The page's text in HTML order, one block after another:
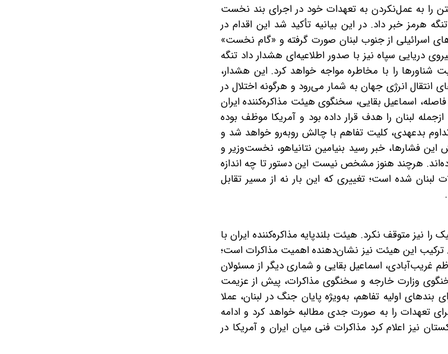
را به عمل‌نکردن به تعهدات خود در اجرای بند نخست
هرمز خبر داد. در این بیانیه تأکید شد این اقدام در
اسرائیلی از جنوب لبنان صورت گرفته و «گام نخست»
سپاه نیز با صدور اطلاعیه‌ای هشدار داد‌ تنگه
شناورها را با مخاطره مواجه خواهد کرد. این هشدار،
انتقال انرژی جهان به شمار می‌رود و هرگونه اختلال در
اسماعیل بقایی، سخنگوی هیئت مذاکره‌کننده ایران‌
لبنان را هدف قرار داده بود و آمریکا موظف بوده
بدعهدی، کلیت تفاهم با چالش روبه‌رو خواهد شد و
فشارها، خبر رسید‌ بنیامین نتانیاهو، نخست‌وزیر و
هرچند هنوز مشخص نیست این دستور تا چه اندازه
لبنان شده است؛ تغییری که این بار نه از مسیر تقابل
نیز متوقف نکرد. هیئت بلندپایه مذاکره‌کننده ایران با
کند. ترکیب این هیئت نیز نشان‌دهنده اهمیت مذاکرات است؛
غریب‌آبادی، اسماعیل بقایی و شماری دیگر از مسئولان
وزارت خارجه و سخنگوی مذاکرات، پیش از عزیمت
اولیه تفاهم، به‌ویژه پایان جنگ در لبنان، عملا
تعهدات را به‌ صورت جدی مطالبه خواهد کرد و ادامه
نیز اعلام کرد مذاکرات فنی میان ایران و آمریکا در